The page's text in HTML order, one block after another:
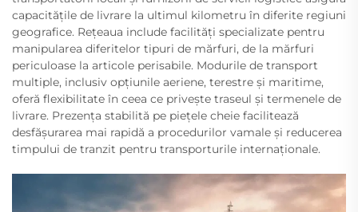
capacitățile de livrare la ultimul kilometru în diferite regiuni
geografice. Rețeaua include facilități specializate pentru
manipularea diferitelor tipuri de mărfuri, de la mărfuri
periculoase la articole perisabile. Modurile de transport
multiple, inclusiv opțiunile aeriene, terestre și maritime,
oferă flexibilitate în ceea ce privește traseul și termenele de
livrare. Prezența stabilită pe piețele cheie facilitează
desfășurarea mai rapidă a procedurilor vamale și reducerea
timpului de tranzit pentru transporturile internaționale.